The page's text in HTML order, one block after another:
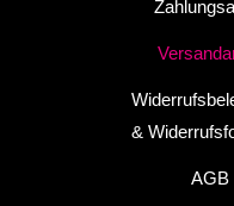
&
AGB